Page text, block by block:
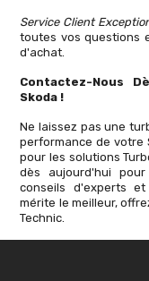
Service Client
toutes vos questions
d'achat.
Contactez-Nous
Skoda !
Ne laissez pas une
performance de votre
pour les solutions
dès aujourd'hui
conseils d'experts
mérite le meilleur,
Technic.